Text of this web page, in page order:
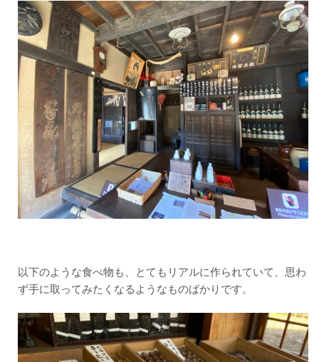
以下のような食べ物も、とてもリアルに作られていて、思わ
ず手に取ってみたくなるようなものばかりです。